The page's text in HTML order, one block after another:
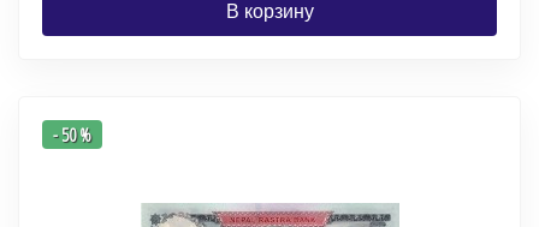
В корзину
- 50 %